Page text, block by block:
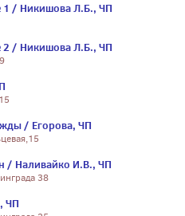
1 / Никишова Л.Б., ЧП
2 / Никишова Л.Б., ЧП
/ Егорова, ЧП
/ Наливайко И.В., ЧП
38
ЧП